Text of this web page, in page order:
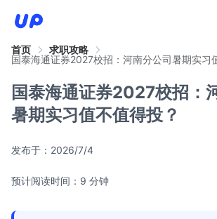
首页
求职攻略
国泰海通证券2027校招：河南分公司暑期实习
国泰海通证券2027校招：
暑期实习值不值得投？
发布于： 2026/7/4
预计阅读时间：9 分钟